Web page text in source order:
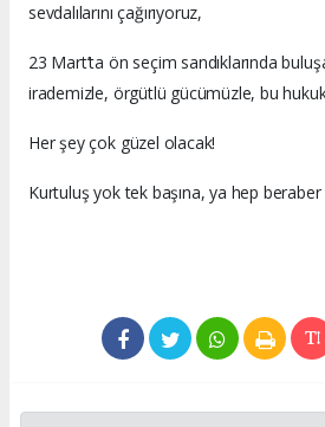
sevdalılarını çağırıyoruz,
23 Mart’ta ön seçim sandıklarında
irademizle, örgütlü gücümüzle, bu
Her şey çok güzel olacak!
Kurtuluş yok tek başına, ya hep